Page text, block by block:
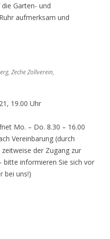
Garten- und
aufmerksam und
Zeche Zollverein,
19.00 Uhr
Mo. – Do. 8.30 – 16.00
Vereinbarung (durch
der Zugang zur
bitte informieren Sie sich vor
bei uns!)